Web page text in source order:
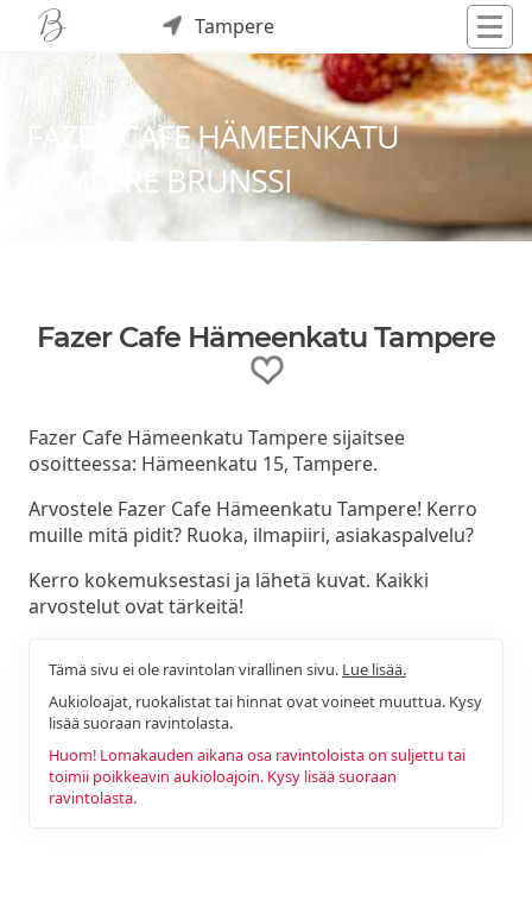
Tampere
FAZER CAFE HÄMEENKATU
TAMPERE BRUNSSI
Fazer Cafe Hämeenkatu Tampere
Fazer Cafe Hämeenkatu Tampere sijaitsee
osoitteessa: Hämeenkatu 15, Tampere.
Arvostele Fazer Cafe Hämeenkatu Tampere! Kerro
muille mitä pidit? Ruoka, ilmapiiri, asiakaspalvelu?
Kerro kokemuksestasi ja lähetä kuvat. Kaikki
arvostelut ovat tärkeitä!
Tämä sivu ei ole ravintolan virallinen sivu. Lue lisää.
Aukioloajat, ruokalistat tai hinnat ovat voineet muuttua. Kysy
lisää suoraan ravintolasta.
Huom! Lomakauden aikana osa ravintoloista on suljettu tai
toimii poikkeavin aukioloajoin. Kysy lisää suoraan
ravintolasta.